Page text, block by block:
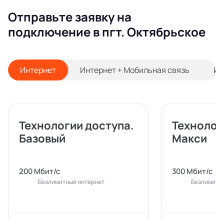
Отправьте заявку на
подключение в пгт. Октябрьское
Интернет Интернет + Мобильная связь
Технологии доступа.
Базовый
200 Мбит/с
Безлимитный интернет
Макси
300 Мбит/с